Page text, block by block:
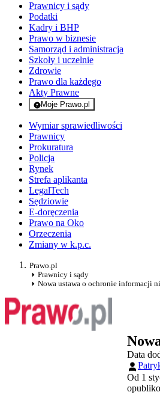
Prawnicy i sądy
Podatki
Kadry i BHP
Prawo w biznesie
Samorząd i administracja
Szkoły i uczelnie
Zdrowie
Prawo dla każdego
Akty Prawne
Moje Prawo.pl
- rejestracja i logowanie do
Wymiar sprawiedliwości
Prawnicy
Prokuratura
Policja
Rynek
Strefa aplikanta
LegalTech
Sędziowie
E-doręczenia
Prawo na Oko
Orzeczenia
Zmiany w k.p.c.
Prawo.pl
Prawnicy i sądy
Nowa ustawa o ochronie informacji
Data
Od 1